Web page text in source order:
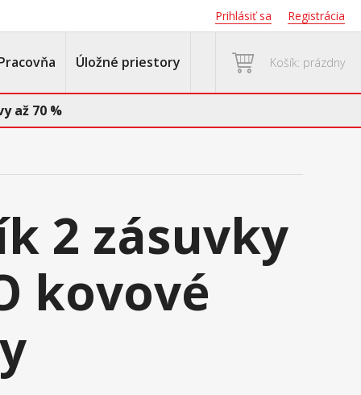
Prihlásiť sa Registrácia
Úložné priestory Košík: prázdny
až 70 %
2 zásuvky
kovové